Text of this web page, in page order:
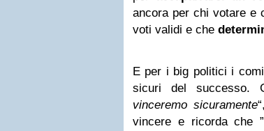
ancora per chi votare e
voti validi e che
E per i big politici i
sicuri del successo.
vinceremo sicuramente
vincere e ricorda che